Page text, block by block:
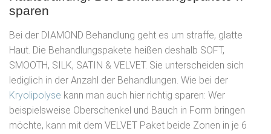
sparen
Bei der DIAMOND Behandlung geht es um straffe, glatte
Haut. Die Behandlungspakete heißen deshalb SOFT,
SMOOTH, SILK, SATIN & VELVET. Sie unterscheiden sich
lediglich in der Anzahl der Behandlungen. Wie bei der
Kryolipolyse kann man auch hier richtig sparen: Wer
beispielsweise Oberschenkel und Bauch in Form bringen
möchte, kann mit dem VELVET Paket beide Zonen in je 6